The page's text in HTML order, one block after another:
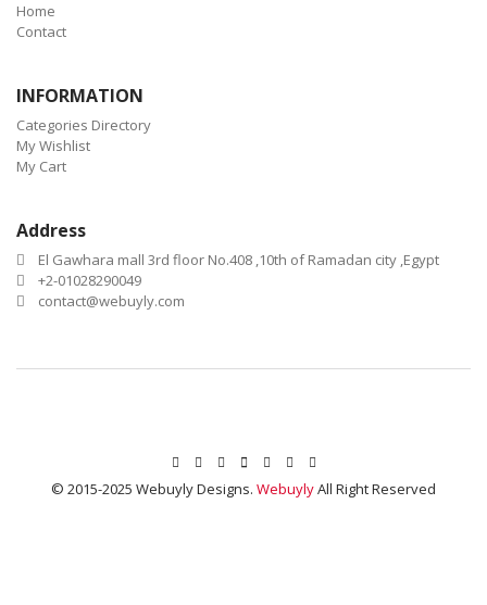
Home
Contact
INFORMATION
Categories Directory
My Wishlist
My Cart
Address
El Gawhara mall 3rd floor No.408 ,10th of Ramadan city ,Egypt
+2-01028290049
contact@webuyly.com
© 2015-2025 Webuyly Designs. WebuylyAll Right Reserved